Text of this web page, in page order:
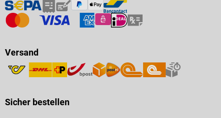
Versand
Sicher bestellen